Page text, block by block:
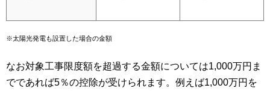
※太陽光発電も設置した場合の金額
なお対象工事限度額を超過する金額については1,000万円ま
でであれば5％の控除が受けられます。例えば1,000万円を